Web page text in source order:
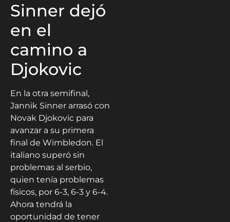
Sinner dejó
en el
camino a
Djokovic
En la otra semifinal,
Jannik Sinner arrasó con
Novak Djokovic para
avanzar a su primera
final de Wimbledon. El
italiano superó sin
problemas al serbio,
quien tenía problemas
físicos, por 6-3, 6-3 y 6-4.
Ahora tendrá la
oportunidad de tener